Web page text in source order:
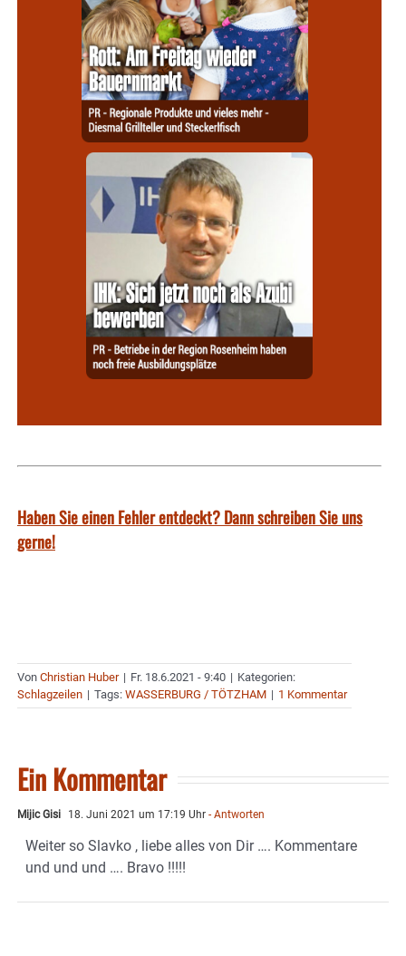
Haben Sie einen Fehler entdeckt? Dann schreiben Sie uns
gerne!
Von Christian Huber | Fr. 18.6.2021 - 9:40 | Kategorien:
Schlagzeilen | Tags: WASSERBURG / TÖTZHAM | 1 Kommentar
Ein Kommentar
Mijic Gisi 18. Juni 2021 um 17:19 Uhr - Antworten
Weiter so Slavko , liebe alles von Dir …. Kommentare
und und und …. Bravo !!!!!